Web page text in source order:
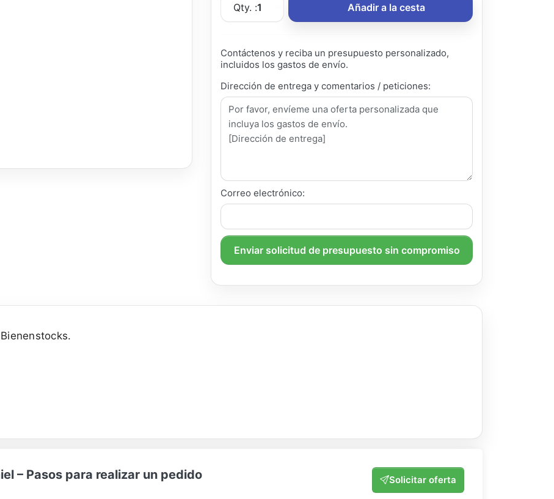
Qty. :1 Añadir a la cesta
Contáctenos y reciba un presupuesto personalizado,
incluidos los gastos de envío.
Dirección de entrega y comentarios / peticiones:
Correo electrónico:
Enviar solicitud de presupuesto sin compromiso
– Pasos para realizar un pedido Solicitar oferta